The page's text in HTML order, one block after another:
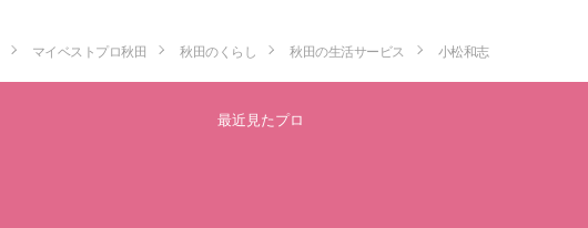
マイベストプロ秋田 秋田のくらし 秋田の生活サービス 小松和志
最近見たプロ